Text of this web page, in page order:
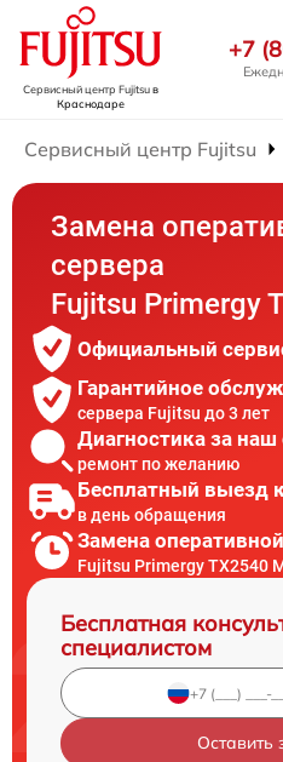
Сервисный центр Fujitsuв
Краснодаре
+7
Сервисный центр Fujitsu
Замена
сервера
Fujitsu Primergy
Официальный
Гарантийное
сервера Fujitsu до 3 лет
Диагностика за наш
ремонт по желанию
Бесплатный выезд
в день обращения
Замена
Fujitsu Primergy TX2540
Бесплатная
специалистом
Оставить